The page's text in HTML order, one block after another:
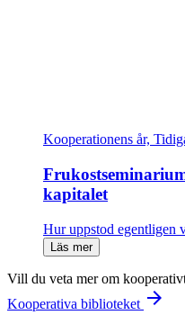
Kooperationens år,
kapitalet
Hur uppstod egentligen
Läs mer
Vill du veta mer om
Kooperativa biblioteket arrow_forward